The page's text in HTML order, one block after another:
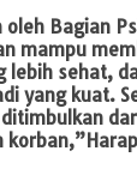
Bagian
mampu
lebih sehat,
yang kuat.